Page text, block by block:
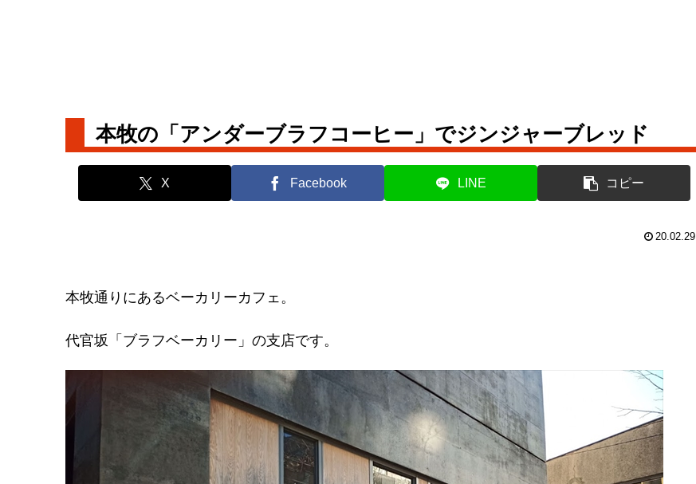
本牧の「アンダーブラフコーヒー」でジンジャーブレッド
X Facebook LINE コピー
20.02.29
本牧通りにあるベーカリーカフェ。
代官坂「ブラフベーカリー」の支店です。